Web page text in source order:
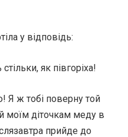
у відповідь:
як півгоріха!
Я ж тобі поверну той
діточкам меду в
прийде до